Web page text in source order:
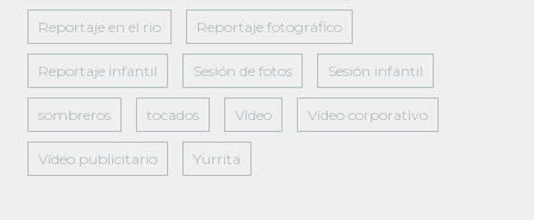
Reportaje en el río Reportaje fotográfico
Reportaje infantil Sesión de fotos Sesión infantil
sombreros tocados Vídeo Vídeo corporativo
Vídeo publicitario Yurrita